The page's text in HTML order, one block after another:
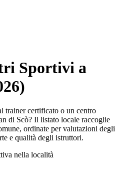
Sportivi a
trainer certificato o un centro
di Scò? Il listato locale raccoglie
ordinate per valutazioni degli
e qualità degli istruttori.
nella località